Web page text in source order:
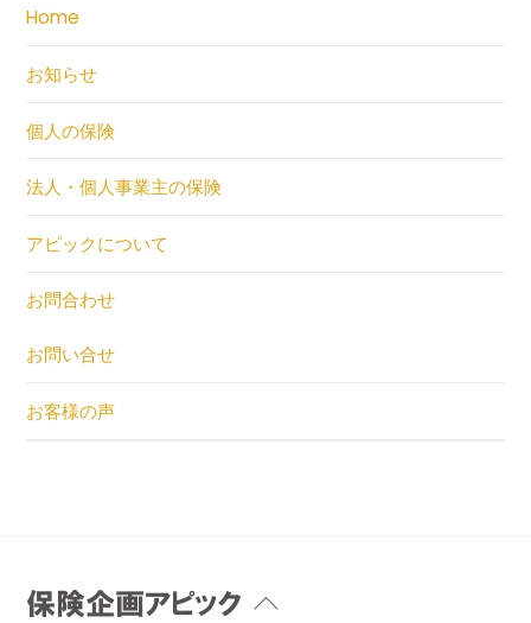
Home
お知らせ
個人の保険
法人・個人事業主の保険
アピックについて
お問合わせ
お問い合せ
お客様の声
Back